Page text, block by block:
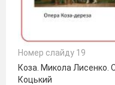
Номер слайду 19
Коза. Микола Лисенко.
Коцький